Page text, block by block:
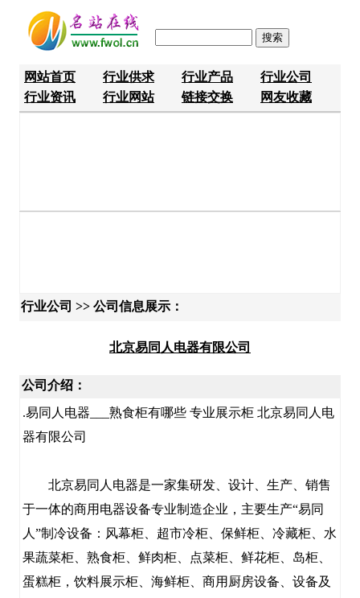
网站首页 行业供求 行业产品
行业公司
行业资讯
行业网站 链接交换 网友收藏
行业公司 >> 公司信息展示：
北京易同人电器有限公司
公司介绍：
.易同人电器___熟食柜有哪些 专业展示柜 北京易同人电
器有限公司
北京易同人电器是一家集研发、设计、生产、销售
于一体的商用电器设备专业制造企业，主要生产“易同
人”制冷设备：风幕柜、超市冷柜、保鲜柜、冷藏柜、水
果蔬菜柜、熟食柜、鲜肉柜、点菜柜、鲜花柜、岛柜、
蛋糕柜，饮料展示柜、海鲜柜、商用厨房设备、设备及